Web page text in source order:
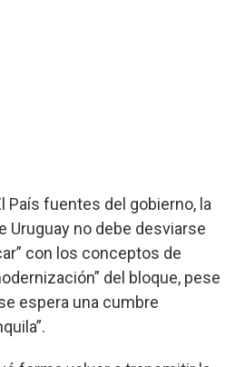
País fuentes del gobierno, la
Uruguay no debe desviarse
con los conceptos de
del bloque, pese
espera una cumbre